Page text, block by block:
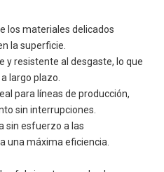
los materiales delicados
la superficie.
y resistente al desgaste, lo que
largo plazo.
para líneas de producción,
sin interrupciones.
sin esfuerzo a las
una máxima eficiencia.